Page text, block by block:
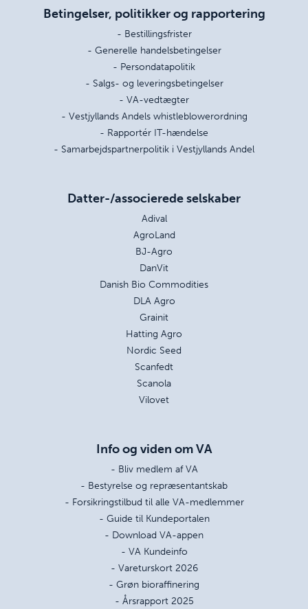
Betingelser, politikker og rapportering
- Bestillingsfrister
- Generelle handelsbetingelser
- Persondatapolitik
- Salgs- og leveringsbetingelser
- VA-vedtægter
- Vestjyllands Andels whistleblowerordning
- Rapportér IT-hændelse
- Samarbejdspartnerpolitik i Vestjyllands Andel
Datter-/associerede selskaber
Adival
AgroLand
BJ-Agro
DanVit
Danish Bio Commodities
DLA Agro
Grainit
Hatting Agro
Nordic Seed
Scanfedt
Scanola
Vilovet
Info og viden om VA
- Bliv medlem af VA
- Bestyrelse og repræsentantskab
- Forsikringstilbud til alle VA-medlemmer
- Guide til Kundeportalen
- Download VA-appen
- VA Kundeinfo
- Vareturskort 2026
- Grøn bioraffinering
- Årsrapport 2025